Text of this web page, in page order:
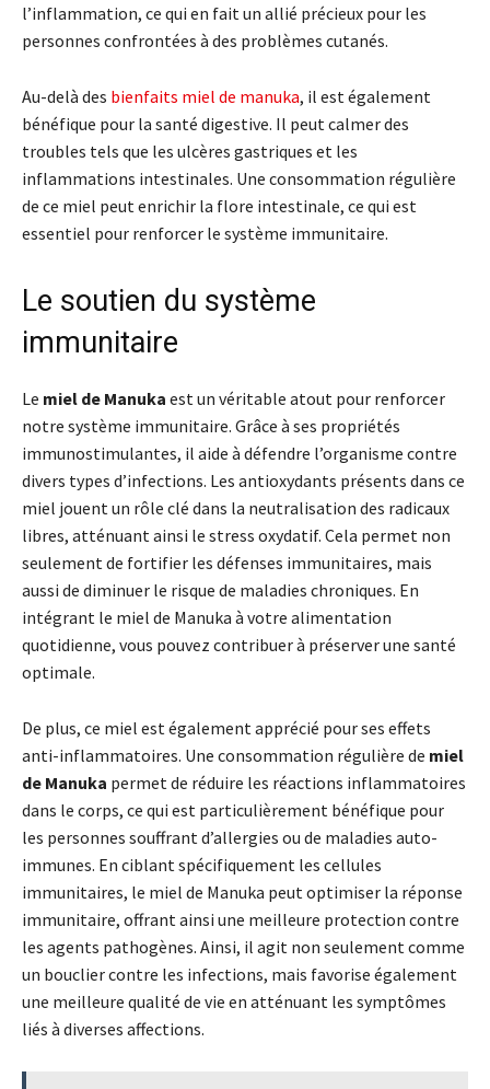
l’inflammation, ce qui en fait un allié précieux pour les
personnes confrontées à des problèmes cutanés.
Au-delà des bienfaits miel de manuka, il est également
bénéfique pour la santé digestive. Il peut calmer des
troubles tels que les ulcères gastriques et les
inflammations intestinales. Une consommation régulière
de ce miel peut enrichir la flore intestinale, ce qui est
essentiel pour renforcer le système immunitaire.
Le soutien du système
immunitaire
Le miel de Manuka est un véritable atout pour renforcer
notre système immunitaire. Grâce à ses propriétés
immunostimulantes, il aide à défendre l’organisme contre
divers types d’infections. Les antioxydants présents dans ce
miel jouent un rôle clé dans la neutralisation des radicaux
libres, atténuant ainsi le stress oxydatif. Cela permet non
seulement de fortifier les défenses immunitaires, mais
aussi de diminuer le risque de maladies chroniques. En
intégrant le miel de Manuka à votre alimentation
quotidienne, vous pouvez contribuer à préserver une santé
optimale.
De plus, ce miel est également apprécié pour ses effets
anti-inflammatoires. Une consommation régulière de miel
de Manuka permet de réduire les réactions inflammatoires
dans le corps, ce qui est particulièrement bénéfique pour
les personnes souffrant d’allergies ou de maladies auto-
immunes. En ciblant spécifiquement les cellules
immunitaires, le miel de Manuka peut optimiser la réponse
immunitaire, offrant ainsi une meilleure protection contre
les agents pathogènes. Ainsi, il agit non seulement comme
un bouclier contre les infections, mais favorise également
une meilleure qualité de vie en atténuant les symptômes
liés à diverses affections.